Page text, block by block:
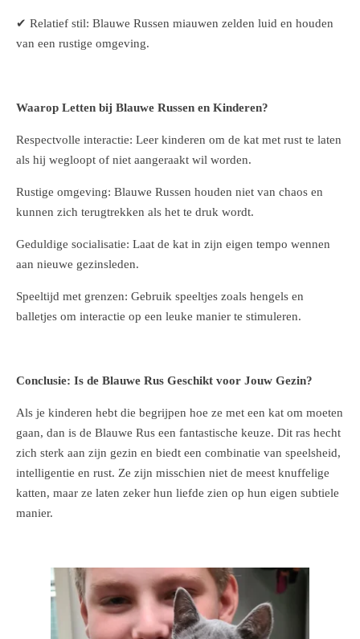
✔ Relatief stil: Blauwe Russen miauwen zelden luid en houden
van een rustige omgeving.
Waarop Letten bij Blauwe Russen en Kinderen?
Respectvolle interactie: Leer kinderen om de kat met rust te laten
als hij wegloopt of niet aangeraakt wil worden.
Rustige omgeving: Blauwe Russen houden niet van chaos en
kunnen zich terugtrekken als het te druk wordt.
Geduldige socialisatie: Laat de kat in zijn eigen tempo wennen
aan nieuwe gezinsleden.
Speeltijd met grenzen: Gebruik speeltjes zoals hengels en
balletjes om interactie op een leuke manier te stimuleren.
Conclusie: Is de Blauwe Rus Geschikt voor Jouw Gezin?
Als je kinderen hebt die begrijpen hoe ze met een kat om moeten
gaan, dan is de Blauwe Rus een fantastische keuze. Dit ras hecht
zich sterk aan zijn gezin en biedt een combinatie van speelsheid,
intelligentie en rust. Ze zijn misschien niet de meest knuffelige
katten, maar ze laten zeker hun liefde zien op hun eigen subtiele
manier.